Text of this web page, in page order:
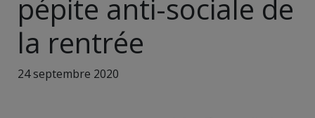
pépite anti-sociale de
la rentrée
24 septembre 2020